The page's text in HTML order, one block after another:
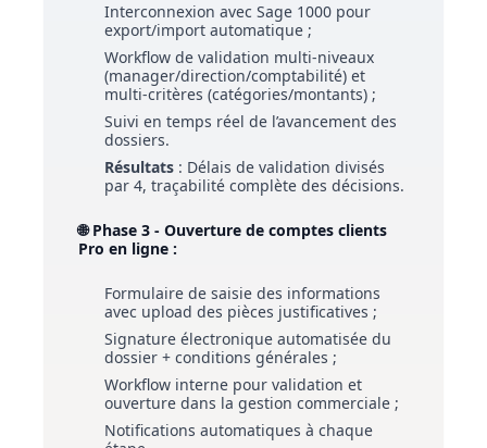
Interconnexion avec Sage 1000 pour
export/import automatique ;
Workflow de validation multi-niveaux
(manager/direction/comptabilité) et
multi-critères (catégories/montants) ;
Suivi en temps réel de l’avancement des
dossiers.
Résultats : Délais de validation divisés
par 4, traçabilité complète des décisions.
🌐 Phase 3 - Ouverture de comptes clients
Pro en ligne :
Formulaire de saisie des informations
avec upload des pièces justificatives ;
Signature électronique automatisée du
dossier + conditions générales ;
Workflow interne pour validation et
ouverture dans la gestion commerciale ;
Notifications automatiques à chaque